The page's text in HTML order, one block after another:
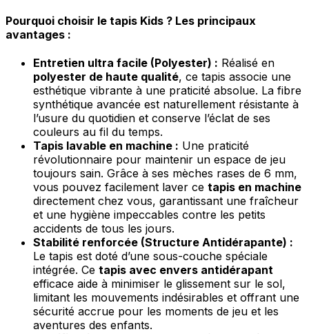
Pourquoi choisir le tapis Kids ? Les principaux
avantages :
Entretien ultra facile (Polyester) : Réalisé en
polyester de haute qualité, ce tapis associe une
esthétique vibrante à une praticité absolue. La fibre
synthétique avancée est naturellement résistante à
l’usure du quotidien et conserve l’éclat de ses
couleurs au fil du temps.
Tapis lavable en machine : Une praticité
révolutionnaire pour maintenir un espace de jeu
toujours sain. Grâce à ses mèches rases de 6 mm,
vous pouvez facilement laver ce tapis en machine
directement chez vous, garantissant une fraîcheur
et une hygiène impeccables contre les petits
accidents de tous les jours.
Stabilité renforcée (Structure Antidérapante) :
Le tapis est doté d’une sous-couche spéciale
intégrée. Ce tapis avec envers antidérapant
efficace aide à minimiser le glissement sur le sol,
limitant les mouvements indésirables et offrant une
sécurité accrue pour les moments de jeu et les
aventures des enfants.